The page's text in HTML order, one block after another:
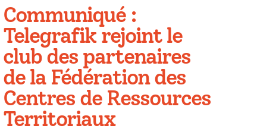
Communiqué :
Telegrafik rejoint le
club des partenaires
de la Fédération des
Centres de Ressources
Territoriaux